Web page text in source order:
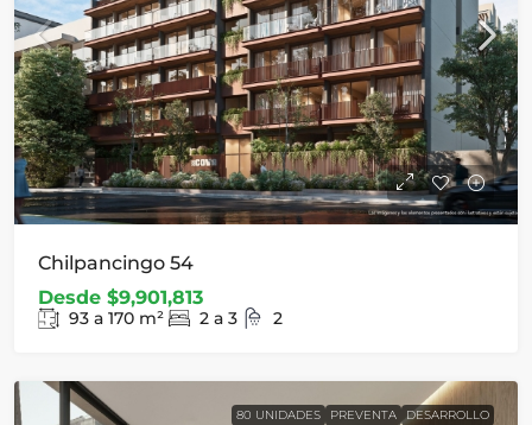
Chilpancingo 54
Desde $9,901,813
93 a 170 m² 2 a 3 2
80 UNIDADES PREVENTA DESARROLLO